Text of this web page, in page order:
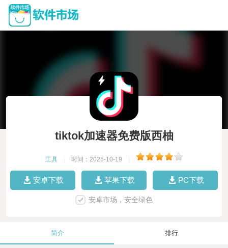
tiktok加速器免费版西柚
工具 时间：2025-10-19
安卓下载 苹果下载 PC下载
安卓市场，安全绿色
简介 排行